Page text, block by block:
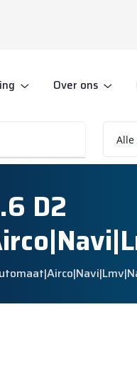
Over ons
Alle
D2